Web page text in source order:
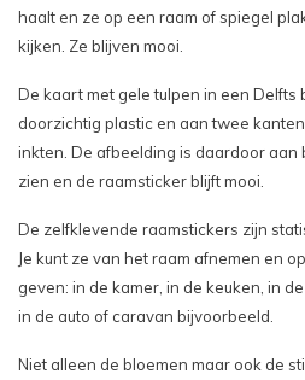
haalt en ze op een raam of spiegel
kijken. Ze blijven mooi.
De kaart met gele tulpen in een Delfts
doorzichtig plastic en aan twee
inkten. De afbeelding is daardoor aan
zien en de raamsticker blijft mooi.
De zelfklevende raamstickers zijn
Je kunt ze van het raam afnemen en
geven: in de kamer, in de keuken, in
in de auto of caravan bijvoorbeeld.
Niet alleen de bloemen maar ook de